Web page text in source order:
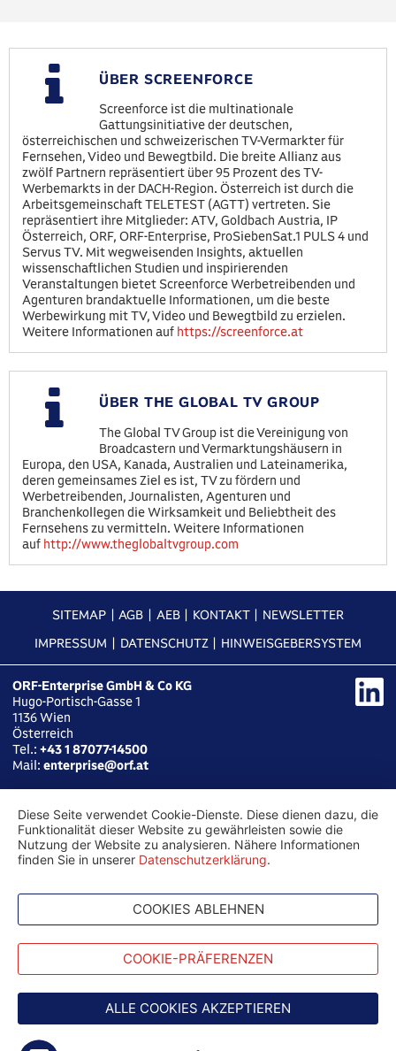
ÜBER SCREENFORCE
Screenforce ist die multinationale
Gattungsinitiative der deutschen,
österreichischen und schweizerischen TV-Vermarkter für
Fernsehen, Video und Bewegtbild. Die breite Allianz aus
zwölf Partnern repräsentiert über 95 Prozent des TV-
Werbemarkts in der DACH-Region. Österreich ist durch die
Arbeitsgemeinschaft TELETEST (AGTT) vertreten. Sie
repräsentiert ihre Mitglieder: ATV, Goldbach Austria, IP
Österreich, ORF, ORF-Enterprise, ProSiebenSat.1 PULS 4 und
Servus TV. Mit wegweisenden Insights, aktuellen
wissenschaftlichen Studien und inspirierenden
Veranstaltungen bietet Screenforce Werbetreibenden und
Agenturen brandaktuelle Informationen, um die beste
Werbewirkung mit TV, Video und Bewegtbild zu erzielen.
Weitere Informationen auf https://screenforce.at
ÜBER THE GLOBAL TV GROUP
The Global TV Group ist die Vereinigung von
Broadcastern und Vermarktungshäusern in
Europa, den USA, Kanada, Australien und Lateinamerika,
deren gemeinsames Ziel es ist, TV zu fördern und
Werbetreibenden, Journalisten, Agenturen und
Branchenkollegen die Wirksamkeit und Beliebtheit des
Fernsehens zu vermitteln. Weitere Informationen
auf http://www.theglobaltvgroup.com
SITEMAP AGB AEB KONTAKT
NEWSLETTER
IMPRESSUM
DATENSCHUTZ HINWEISGEBERSYSTEM
ORF-Enterprise GmbH & Co KG
Hugo-Portisch-Gasse 1
1136Wien
Österreich
Tel.:+43 1 87077-14500
Mail:enterprise@orf.at
Diese Seite verwendet Cookie-Dienste. Diese dienen dazu, die
Funktionalität dieser Website zu gewährleisten sowie die
Nutzung der Website zu analysieren. Nähere Informationen
finden Sie in unserer Datenschutzerklärung.
COOKIES ABLEHNEN
ALLE COOKIES AKZEPTIEREN
COOKIE-PRÄFERENZEN